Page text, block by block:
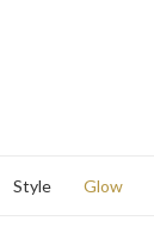
Style Glow